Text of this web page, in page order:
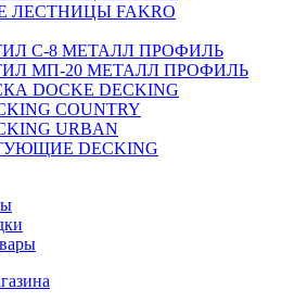
ЛЕСТНИЦЫ FAKRO
C-8 МЕТАЛЛ ПРОФИЛЬ
МП-20 МЕТАЛЛ ПРОФИЛЬ
DOCKE DECKING
COUNTRY
URBAN
DECKING